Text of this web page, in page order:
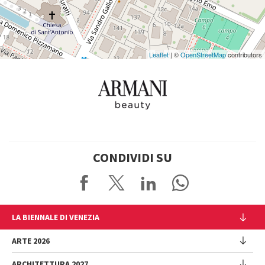
Leaflet | ©OpenStreetMapcontributors
CONDIVIDI SU
LA BIENNALE DI VENEZIA
L'Istituzione
Cariche istituzionali
ARTE 2026